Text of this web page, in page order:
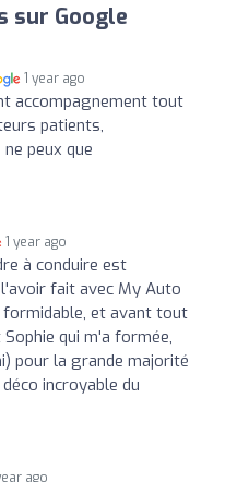
sur Google
1 year ago
accompagnement tout
patients,
peux que
1 year ago
à conduire est
fait avec My Auto
formidable, et avant tout
qui m'a formée,
pour la grande majorité
incroyable du
ago